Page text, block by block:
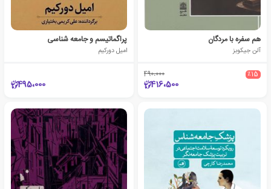
هم سفره با مردگان
آلن جیکوبز
٪15 490،000
416،500
پراگماتیسم و جامعه شناسی
امیل دورکیم
495،000